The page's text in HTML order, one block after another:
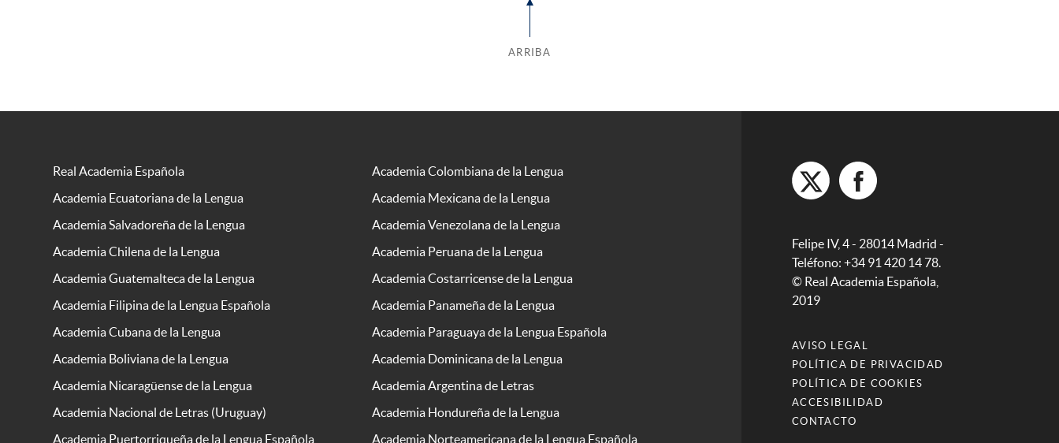
ARRIBA
Real Academia Española
Academia Colombiana de la Lengua
Academia Ecuatoriana de la Lengua
Academia Mexicana de la Lengua
Academia Salvadoreña de la Lengua
Academia Venezolana de la Lengua
Academia Chilena de la Lengua
Academia Peruana de la Lengua
Academia Guatemalteca de la Lengua
Academia Costarricense de la Lengua
Academia Filipina de la Lengua Española
Academia Panameña de la Lengua
Academia Cubana de la Lengua
Academia Paraguaya de la Lengua Española
Academia Boliviana de la Lengua
Academia Dominicana de la Lengua
Academia Nicaragüense de la Lengua
Academia Argentina de Letras
Academia Nacional de Letras (Uruguay)
Academia Hondureña de la Lengua
Academia Puertorriqueña de la Lengua Española
Academia Norteamericana de la Lengua Española
Felipe IV, 4 - 28014 Madrid -
Teléfono: +34 91 420 14 78.
© Real Academia Española,
2019
AVISO LEGAL
POLÍTICA DE PRIVACIDAD
POLÍTICA DE COOKIES
ACCESIBILIDAD
CONTACTO